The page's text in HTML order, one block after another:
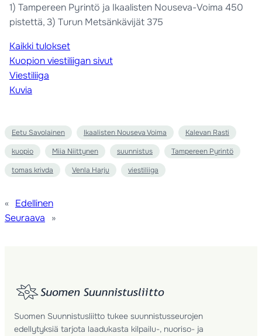
1) Tampereen Pyrintö ja Ikaalisten Nouseva-Voima 450
pistettä, 3) Turun Metsänkävijät 375
Kaikki tulokset
Kuopion viestiliigan sivut
Viestiliiga
Kuvia
Eetu Savolainen Ikaalisten Nouseva Voima
Kalevan Rasti
kuopio
Miia Niittynen suunnistus
Tampereen Pyrintö
tomas krivda
Venla Harju viestiliiga
« Edellinen
Seuraava
»
Suomen Suunnistusliitto tukee suunnistusseurojen
edellytyksiä tarjota laadukasta kilpailu-, nuoriso- ja